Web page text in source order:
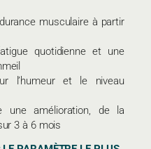
musculaire à partir
quotidienne et une
l’humeur et le niveau
une amélioration, de la
3 à 6 mois